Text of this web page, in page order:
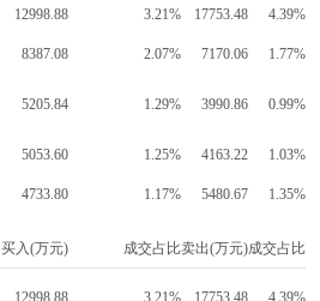
12998.88 3.21% 17753.48 4.39%
8387.08 2.07% 7170.06 1.77%
5205.84 1.29% 3990.86 0.99%
5053.60 1.25% 4163.22 1.03%
4733.80 1.17% 5480.67 1.35%
买入(万元) 成交占比卖出(万元)成交占比
12998.88 3.21% 17753.48 4.39%